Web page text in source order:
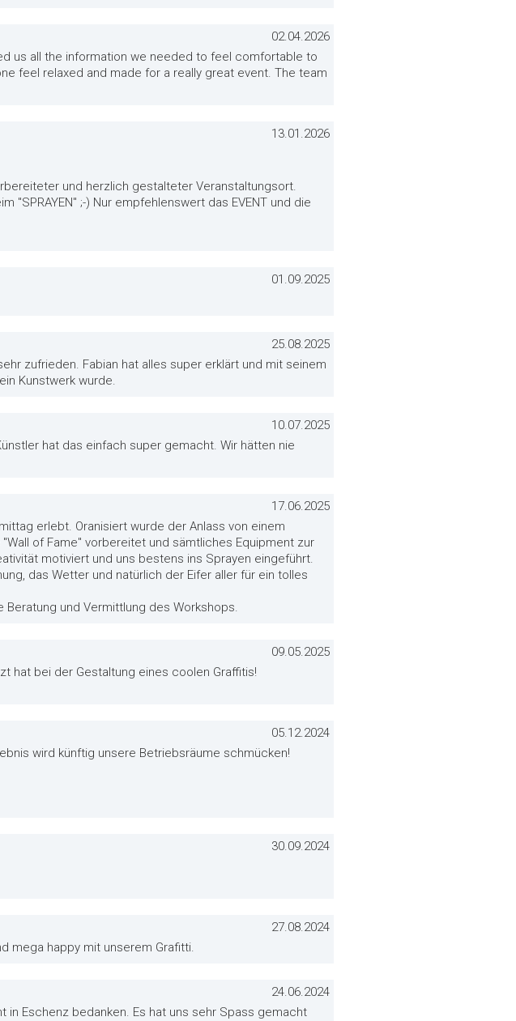
02.04.2026
us all the information we needed to feel comfortable to
feel relaxed and made for a really great event. The team
13.01.2026
und herzlich gestalteter Veranstaltungsort.
"SPRAYEN" ;-) Nur empfehlenswert das EVENT und die
01.09.2025
25.08.2025
zufrieden. Fabian hat alles super erklärt und mit seinem
Kunstwerk wurde.
10.07.2025
hat das einfach super gemacht. Wir hätten nie
17.06.2025
erlebt. Oranisiert wurde der Anlass von einem
of Fame" vorbereitet und sämtliches Equipment zur
motiviert und uns bestens ins Sprayen eingeführt.
das Wetter und natürlich der Eifer aller für ein tolles
Beratung und Vermittlung des Workshops.
09.05.2025
hat bei der Gestaltung eines coolen Graffitis!
05.12.2024
wird künftig unsere Betriebsräume schmücken!
30.09.2024
27.08.2024
mega happy mit unserem Grafitti.
24.06.2024
Eschenz bedanken. Es hat uns sehr Spass gemacht